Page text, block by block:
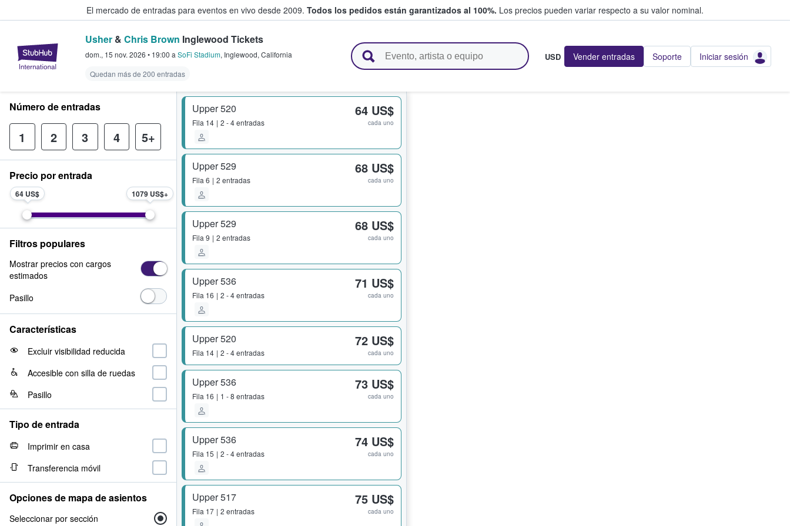
El mercado de entradas para eventos en vivo desde 2009. Todos los pedidos están garantizados al 100%. Los precios pueden variar respecto a su valor nominal.
StubHub: compra y venta de entradas entre fans
Usher & Chris Brown Inglewood Tickets
dom., 15 nov. 2026 • 19:00 a SoFi Stadium, Inglewood, California
Quedan más de 200 entradas
USD Vender entradas Soporte Iniciar sesión
Upper 520
Fila 14 2 - 4 entradas
64 US$
cada uno
Upper 529
Fila 6 2 entradas
68 US$
cada uno
Upper 529
Fila 9 2 entradas
68 US$
cada uno
Upper 536
Fila 16 2 - 4 entradas
71 US$
cada uno
Upper 520
Fila 14 2 - 4 entradas
72 US$
cada uno
Upper 536
Fila 16 1 - 8 entradas
73 US$
cada uno
Upper 536
Fila 15 2 - 4 entradas
74 US$
cada uno
Upper 517
Fila 17 2 entradas
75 US$
cada uno
Número de entradas
1 2 3 4 5+
Precio por entrada
64 US$ 1079 US$
Filtros populares
Mostrar precios con cargos
estimados
Pasillo
Características
Excluir visibilidad reducida
Accesible con silla de ruedas
Pasillo
Tipo de entrada
Imprimir en casa
Transferencia móvil
Opciones de mapa de asientos
Seleccionar por sección